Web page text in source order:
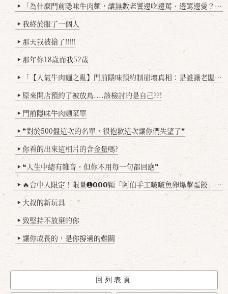
▶ 「為什麼門前隱味牛肉麵，讓無數老饕邊吃邊罵、邊罵邊愛？小辣雞揭密！」
▶ 我終於服了一個人
▶ 那天我被搶了!!!!!
▶ 那年你18歲而我52歲
▶ 「【人氣牛肉麵之亂】門前隱味預約制崩壞真相：是誰讓老闆心灰意冷？」
▶ 原來開店預約了被放鳥....該檢討的是自己??!
▶ 門前隱味牛肉麵菜單
▶ ❞對於500盤這次的名單，很抱歉這次讓你們失望了❞
▶ 你看的出來這相片的含金量嗎?
▶ ❝人生中總有雜音，但你不用每一句都回應❞
▶ 🔥台中人限定！限量➊𝟬𝟬𝟬顆「阿伯手工啵啵魚卵爆擊蛋餃」台北已被搶爆2萬顆，最後名額門前隱味只留給你！🥟💥
▶ 大叔的新玩具
▶ 致堅持不放棄的你
▶ 讓你成長的，是你撐過的難關
回列表頁